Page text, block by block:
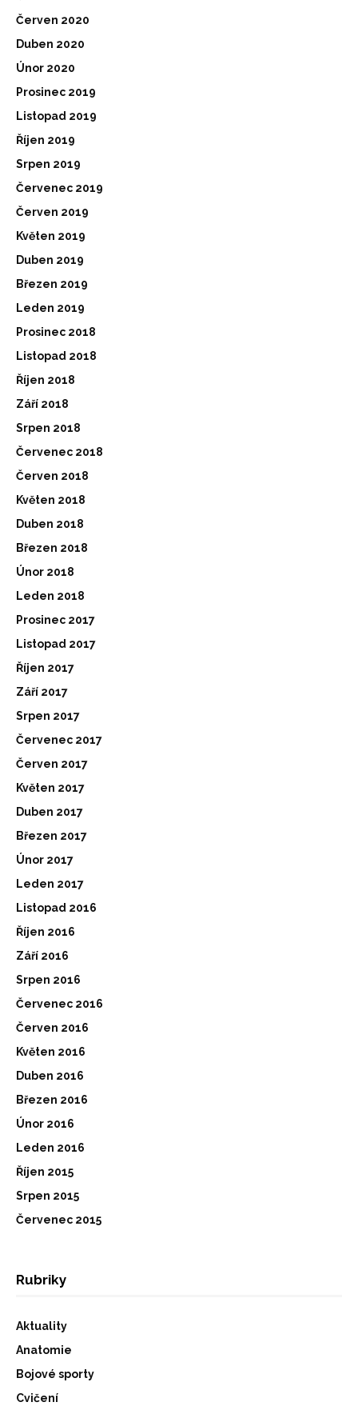
Červen 2020
Duben 2020
Únor 2020
Prosinec 2019
Listopad 2019
Říjen 2019
Srpen 2019
Červenec 2019
Červen 2019
Květen 2019
Duben 2019
Březen 2019
Leden 2019
Prosinec 2018
Listopad 2018
Říjen 2018
Září 2018
Srpen 2018
Červenec 2018
Červen 2018
Květen 2018
Duben 2018
Březen 2018
Únor 2018
Leden 2018
Prosinec 2017
Listopad 2017
Říjen 2017
Září 2017
Srpen 2017
Červenec 2017
Červen 2017
Květen 2017
Duben 2017
Březen 2017
Únor 2017
Leden 2017
Listopad 2016
Říjen 2016
Září 2016
Srpen 2016
Červenec 2016
Červen 2016
Květen 2016
Duben 2016
Březen 2016
Únor 2016
Leden 2016
Říjen 2015
Srpen 2015
Červenec 2015
Rubriky
Aktuality
Anatomie
Bojové sporty
Cvičení